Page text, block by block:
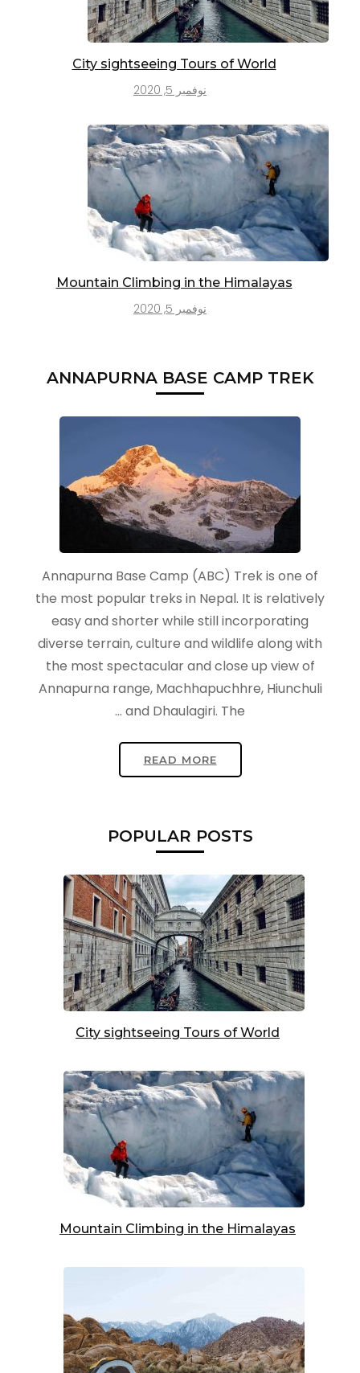
City sightseeing Tours of World
نوفمبر 5, 2020
Mountain Climbing in the Himalayas
نوفمبر 5, 2020
ANNAPURNA BASE CAMP TREK
Annapurna Base Camp (ABC) Trek is one of
the most popular treks in Nepal. It is relatively
easy and shorter while still incorporating
diverse terrain, culture and wildlife along with
the most spectacular and close up view of
Annapurna range, Machhapuchhre, Hiunchuli
and Dhaulagiri. The …
READ MORE
POPULAR POSTS
City sightseeing Tours of World
Mountain Climbing in the Himalayas